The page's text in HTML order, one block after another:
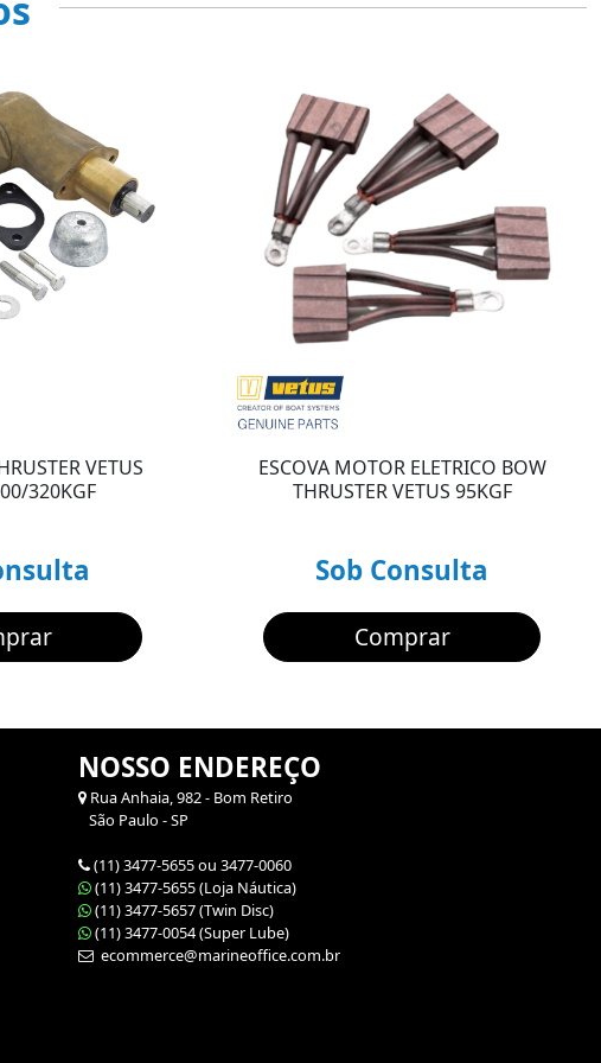
VETUS
320KGF
ESCOVA MOTOR ELETRICO BOW
THRUSTER VETUS 95KGF
Sob Consulta
Comprar
NOSSO ENDEREÇO
Rua Anhaia, 982 - Bom Retiro
São Paulo - SP
(11) 3477-5655 ou 3477-0060
(11) 3477-5655 (Loja Náutica)
(11) 3477-5657 (Twin Disc)
(11) 3477-0054 (Super Lube)
ecommerce@marineoffice.com.br